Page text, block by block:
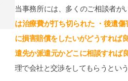
前から少し歩いた大きなビル
あります。事務な受付担当は
護士さんは、平栗弁護士です
レスポンスは良いですが、沢
ちしているのでLINEの返信の
たいです。しかし、調停になる
続きを読む
当事務所には、多くのご相談者が
は治療費が打ち切られた ・後遺
に損害賠償をしたいがどうすれば
遣先か派遣元かどこに相談すれば
理で会社と交渉をしてもらうとい